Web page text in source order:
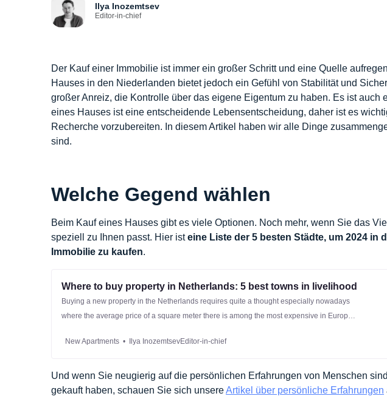
Ilya Inozemtsev
Editor-in-chief
Der Kauf einer Immobilie ist immer ein großer Schritt und eine Quelle
Hauses in den Niederlanden bietet jedoch ein Gefühl von Stabilität und
großer Anreiz, die Kontrolle über das eigene Eigentum zu haben. Es ist auch
eines Hauses ist eine entscheidende Lebensentscheidung, daher ist es
Recherche vorzubereiten. In diesem Artikel haben wir alle Dinge
sind.
Welche Gegend wählen
Beim Kauf eines Hauses gibt es viele Optionen. Noch mehr, wenn Sie das
speziell zu Ihnen passt. Hier isteine Liste der 5 besten Städte, um 2024 in
Immobilie zu kaufen.
Where to buy property in Netherlands: 5 best towns in livelihood
Buying a new property in the Netherlands requires quite a thought especially nowadays
where the average price of a square meter there is among the most expensive in Europe.
square meter in particular cities.
New Apartments Ilya InozemtsevEditor-in-chief
Und wenn Sie neugierig auf die persönlichen Erfahrungen von Menschen
gekauft haben, schauen Sie sich unsereArtikel über persönliche Erfahrungen